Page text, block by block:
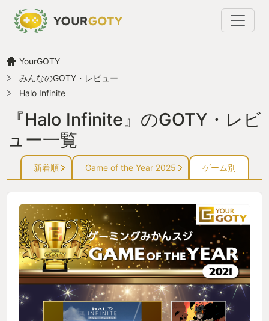
YourGOTY
みんなのGOTY・レビュー
Halo Infinite
『Halo Infinite』のGOTY・レビ
ュー一覧
新着順 Game of the Year 2025 ゲーム別